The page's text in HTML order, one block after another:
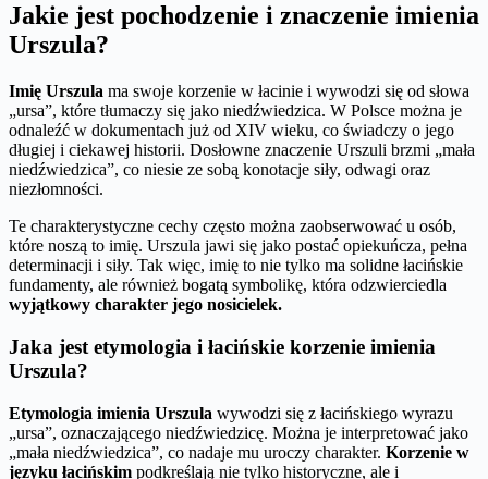
Jakie jest pochodzenie i znaczenie imienia
Urszula?
Imię Urszula ma swoje korzenie w łacinie i wywodzi się od słowa
„ursa”, które tłumaczy się jako niedźwiedzica. W Polsce można je
odnaleźć w dokumentach już od XIV wieku, co świadczy o jego
długiej i ciekawej historii. Dosłowne znaczenie Urszuli brzmi „mała
niedźwiedzica”, co niesie ze sobą konotacje siły, odwagi oraz
niezłomności.
Te charakterystyczne cechy często można zaobserwować u osób,
które noszą to imię. Urszula jawi się jako postać opiekuńcza, pełna
determinacji i siły. Tak więc, imię to nie tylko ma solidne łacińskie
fundamenty, ale również bogatą symbolikę, która odzwierciedla
wyjątkowy charakter jego nosicielek.
Jaka jest etymologia i łacińskie korzenie imienia
Urszula?
Etymologia imienia Urszula wywodzi się z łacińskiego wyrazu
„ursa”, oznaczającego niedźwiedzicę. Można je interpretować jako
„mała niedźwiedzica”, co nadaje mu uroczy charakter. Korzenie w
języku łacińskim podkreślają nie tylko historyczne, ale i